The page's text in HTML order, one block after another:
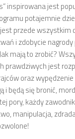
inspirowana jest
potajemnie
jest przede wszystkim
i zdobycie
mają to zrobić?
prawdziwych jest
oraz wypędzenie
i będą się bronić,
pory, każdy
manipulacja,